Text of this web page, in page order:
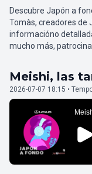
Descubre Japón a
Tomàs, creadores de
informacióno
mucho más,
Meishi, las
2026-07-07 18:15 •